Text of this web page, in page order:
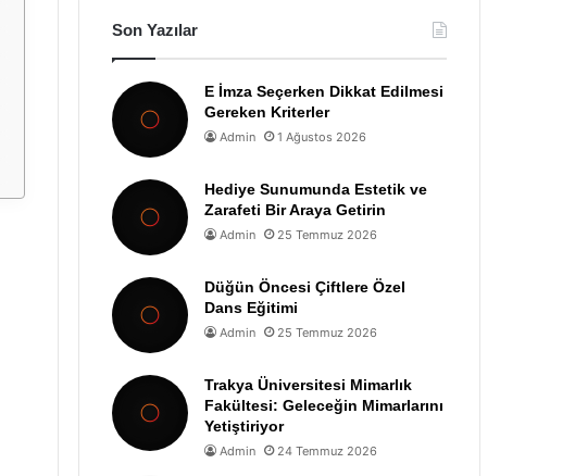
Son Yazılar
E İmza Seçerken Dikkat Edilmesi
Gereken Kriterler
Admin 1 Ağustos 2026
Hediye Sunumunda Estetik ve
Zarafeti Bir Araya Getirin
Admin 25 Temmuz 2026
Düğün Öncesi Çiftlere Özel
Dans Eğitimi
Admin 25 Temmuz 2026
Trakya Üniversitesi Mimarlık
Fakültesi: Geleceğin Mimarlarını
Yetiştiriyor
Admin 24 Temmuz 2026